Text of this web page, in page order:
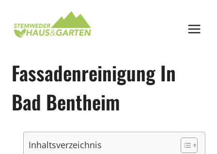
springen
Fassadenreinigung In
Bad Bentheim
Inhaltsverzeichnis